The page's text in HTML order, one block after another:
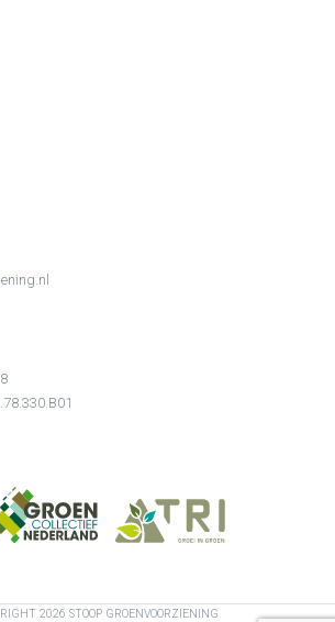
2026 STOOP GROENVOORZIENING